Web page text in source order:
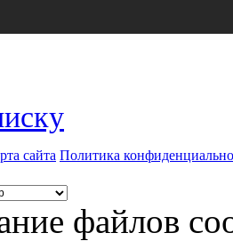
сайта Политика
файлов